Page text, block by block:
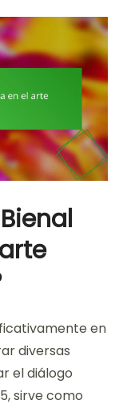
en
diversas
el diálogo
sirve como